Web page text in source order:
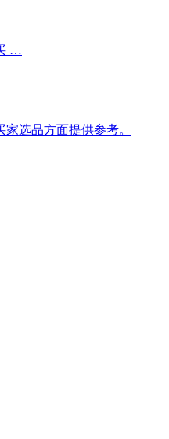
…
选品方面提供参考。